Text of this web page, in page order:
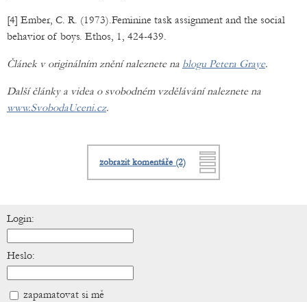
[4] Ember, C. R. (1973).Feminine task assignment and the social
behavior of boys. Ethos, 1, 424-439.
Článek v originálním znění naleznete na blogu Petera Graye.
Další články a videa o svobodném vzdělávání naleznete na
www.SvobodaUceni.cz.
zobrazit komentáře (2)
Login:
Heslo:
zapamatovat si mě